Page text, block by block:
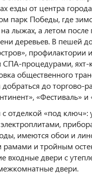
езды от центра
парк Победы, где
лыжах, а летом
деревьев. В пешей
профилактории
СПА-процедурами, яхт-
общественного
до торгово-
«Фестиваль»
с отделкой «под ключ»:
имеются обои и
рамами и тройным
входные двери с
двери.